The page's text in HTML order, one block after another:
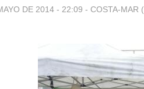
DE 2014 - 22:09 - COSTA-MAR